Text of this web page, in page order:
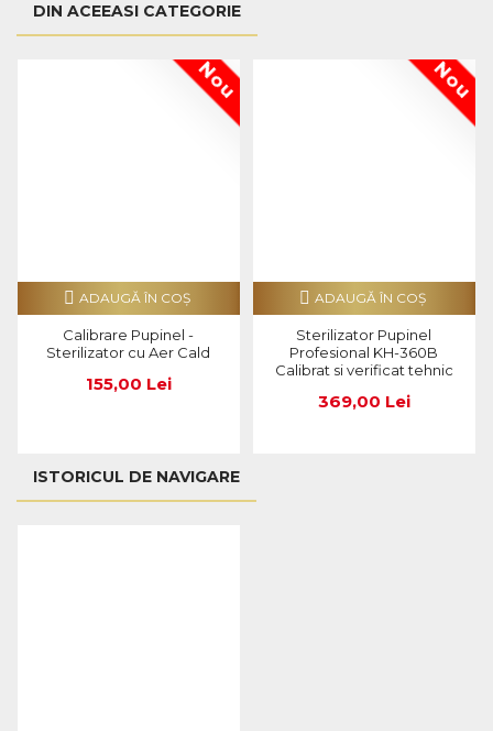
DIN ACEEASI CATEGORIE
Nou
Calibrare Pupinel -
Sterilizator cu Aer Cald
155,00 Lei
ADAUGĂ ÎN COŞ
Nou
Sterilizator Pupinel
Profesional KH-360B
Calibrat si verificat tehnic
369,00 Lei
ADAUGĂ ÎN COŞ
ISTORICUL DE NAVIGARE